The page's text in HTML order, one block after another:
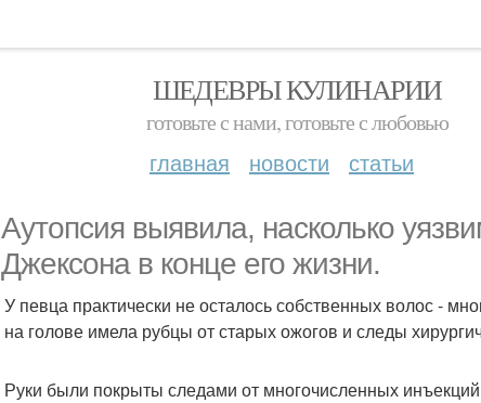
ШЕДЕВРЫ КУЛИНАРИИ
готовьте с нами, готовьте с любовью
главная новости статьи
Аутопсия выявила, насколько
Джексона в конце его жизни.
У певца практически не осталось собственных волос -
на голове имела рубцы от старых ожогов и следы
Руки были покрыты следами от многочисленных